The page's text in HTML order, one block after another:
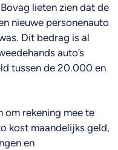
lieten zien dat de
nieuwe personenauto
Dit bedrag is al
auto’s
tussen de 20.000 en
om rekening mee te
kost maandelijks geld,
en